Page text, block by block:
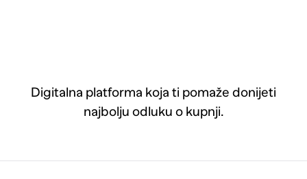
Digitalna platforma koja ti pomaže donijeti
najbolju odluku o kupnji.